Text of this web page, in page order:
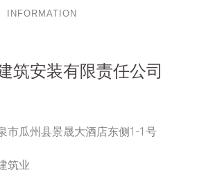
INFORMATION
筑安装有限责任公司
市瓜州县景晟大酒店东侧1-1号
筑业